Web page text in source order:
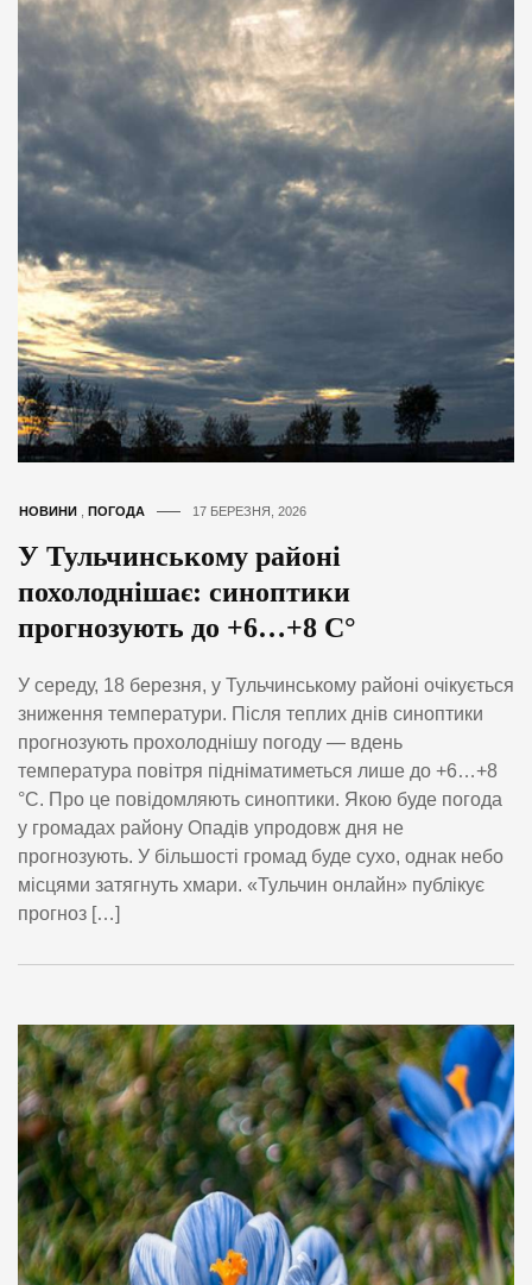
НОВИНИ ПОГОДА 17 БЕРЕЗНЯ, 2026
У Тульчинському районі
похолоднішає: синоптики
прогнозують до +6…+8 С°
У середу, 18 березня, у Тульчинському районі очікується
зниження температури. Після теплих днів синоптики
прогнозують прохолоднішу погоду — вдень
температура повітря підніматиметься лише до +6…+8
°С. Про це повідомляють синоптики. Якою буде погода
у громадах району Опадів упродовж дня не
прогнозують. У більшості громад буде сухо, однак небо
місцями затягнуть хмари. «Тульчин онлайн» публікує
прогноз […]